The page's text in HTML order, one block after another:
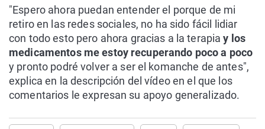
"Espero ahora puedan entender el porque de mi
retiro en las redes sociales, no ha sido fácil lidiar
con todo esto pero ahora gracias a la terapiay los
medicamentos me estoy recuperando poco a poco
y pronto podré volver a ser el komanche de antes",
explica en la descripción del vídeo en el que los
comentarios le expresan su apoyo generalizado.